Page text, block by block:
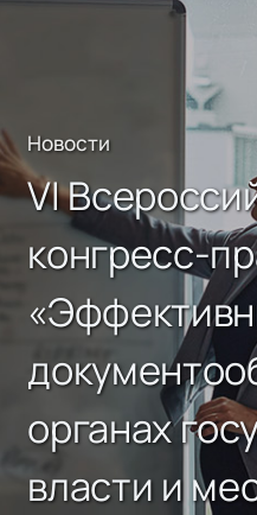
Новости
VI
конгресс-
органах
власти и